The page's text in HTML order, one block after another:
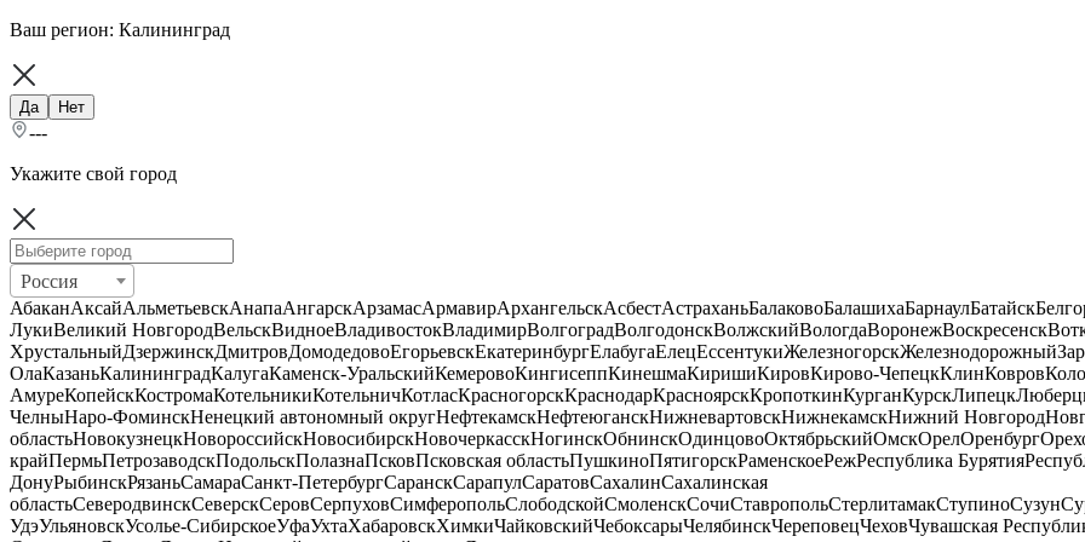
Ваш регион: Калининград
Да Нет
---
Укажите свой город
Россия
АбаканАксайАльметьевскАнапаАнгарскАрзамасАрмавирАрхангельскАсбестАстраханьБалаковоБалашихаБарнаулБатайск
ЛукиВеликий НовгородВельскВидноеВладивостокВладимирВолгоградВолгодонскВолжскийВологдаВоронежВоскресенск
ХрустальныйДзержинскДмитровДомодедовоЕгорьевскЕкатеринбургЕлабугаЕлецЕссентукиЖелезногорскЖелезнодорожный
ОлаКазаньКалининградКалугаКаменск-УральскийКемеровоКингисеппКинешмаКиришиКировКирово-ЧепецкКлинКовров
АмуреКопейскКостромаКотельникиКотельничКотласКрасногорскКраснодарКрасноярскКропоткинКурганКурскЛипецк
ЧелныНаро-ФоминскНенецкий автономный округНефтекамскНефтеюганскНижневартовскНижнекамскНижний Новгород
областьНовокузнецкНовороссийскНовосибирскНовочеркасскНогинскОбнинскОдинцовоОктябрьскийОмскОрелОренбург
крайПермьПетрозаводскПодольскПолазнаПсковПсковская областьПушкиноПятигорскРаменскоеРежРеспублика Бурятия
ДонуРыбинскРязаньСамараСанкт-ПетербургСаранскСарапулСаратовСахалинСахалинская
областьСеверодвинскСеверскСеровСерпуховСимферопольСлободскойСмоленскСочиСтавропольСтерлитамакСтупиноСузун
УдэУльяновскУсолье-СибирскоеУфаУхтаХабаровскХимкиЧайковскийЧебоксарыЧелябинскЧереповецЧеховЧувашская